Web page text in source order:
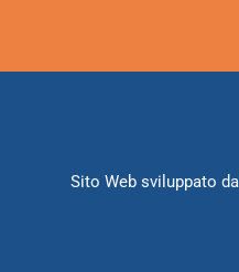
Sito Web sviluppato da